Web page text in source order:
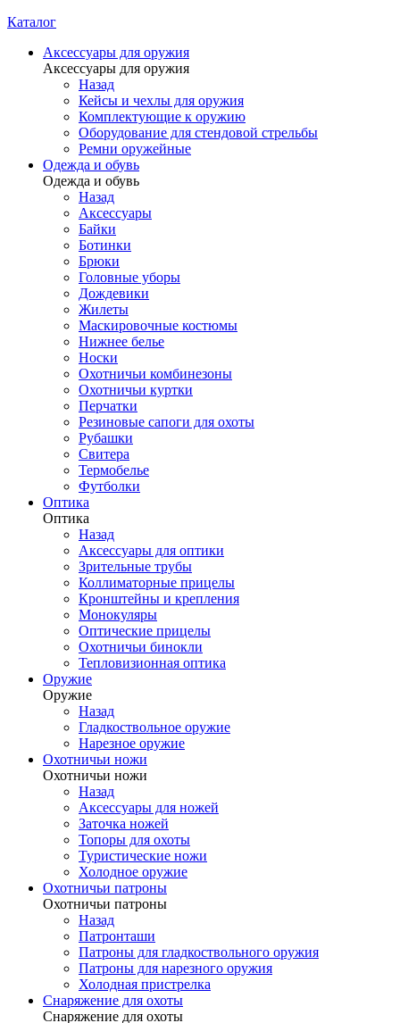
Каталог
Аксессуары для оружия
Аксессуары для оружия
Назад
Кейсы и чехлы для оружия
Комплектующие к оружию
Оборудование для стендовой стрельбы
Ремни оружейные
Одежда и обувь
Одежда и обувь
Назад
Аксессуары
Байки
Ботинки
Брюки
Головные уборы
Дождевики
Жилеты
Маскировочные костюмы
Нижнее белье
Носки
Охотничьи комбинезоны
Охотничьи куртки
Перчатки
Резиновые сапоги для охоты
Рубашки
Свитера
Термобелье
Футболки
Оптика
Оптика
Назад
Аксессуары для оптики
Зрительные трубы
Коллиматорные прицелы
Кронштейны и крепления
Монокуляры
Оптические прицелы
Охотничьи бинокли
Тепловизионная оптика
Оружие
Оружие
Назад
Гладкоствольное оружие
Нарезное оружие
Охотничьи ножи
Охотничьи ножи
Назад
Аксессуары для ножей
Заточка ножей
Топоры для охоты
Туристические ножи
Холодное оружие
Охотничьи патроны
Охотничьи патроны
Назад
Патронташи
Патроны для гладкоствольного оружия
Патроны для нарезного оружия
Холодная пристрелка
Снаряжение для охоты
Снаряжение для охоты